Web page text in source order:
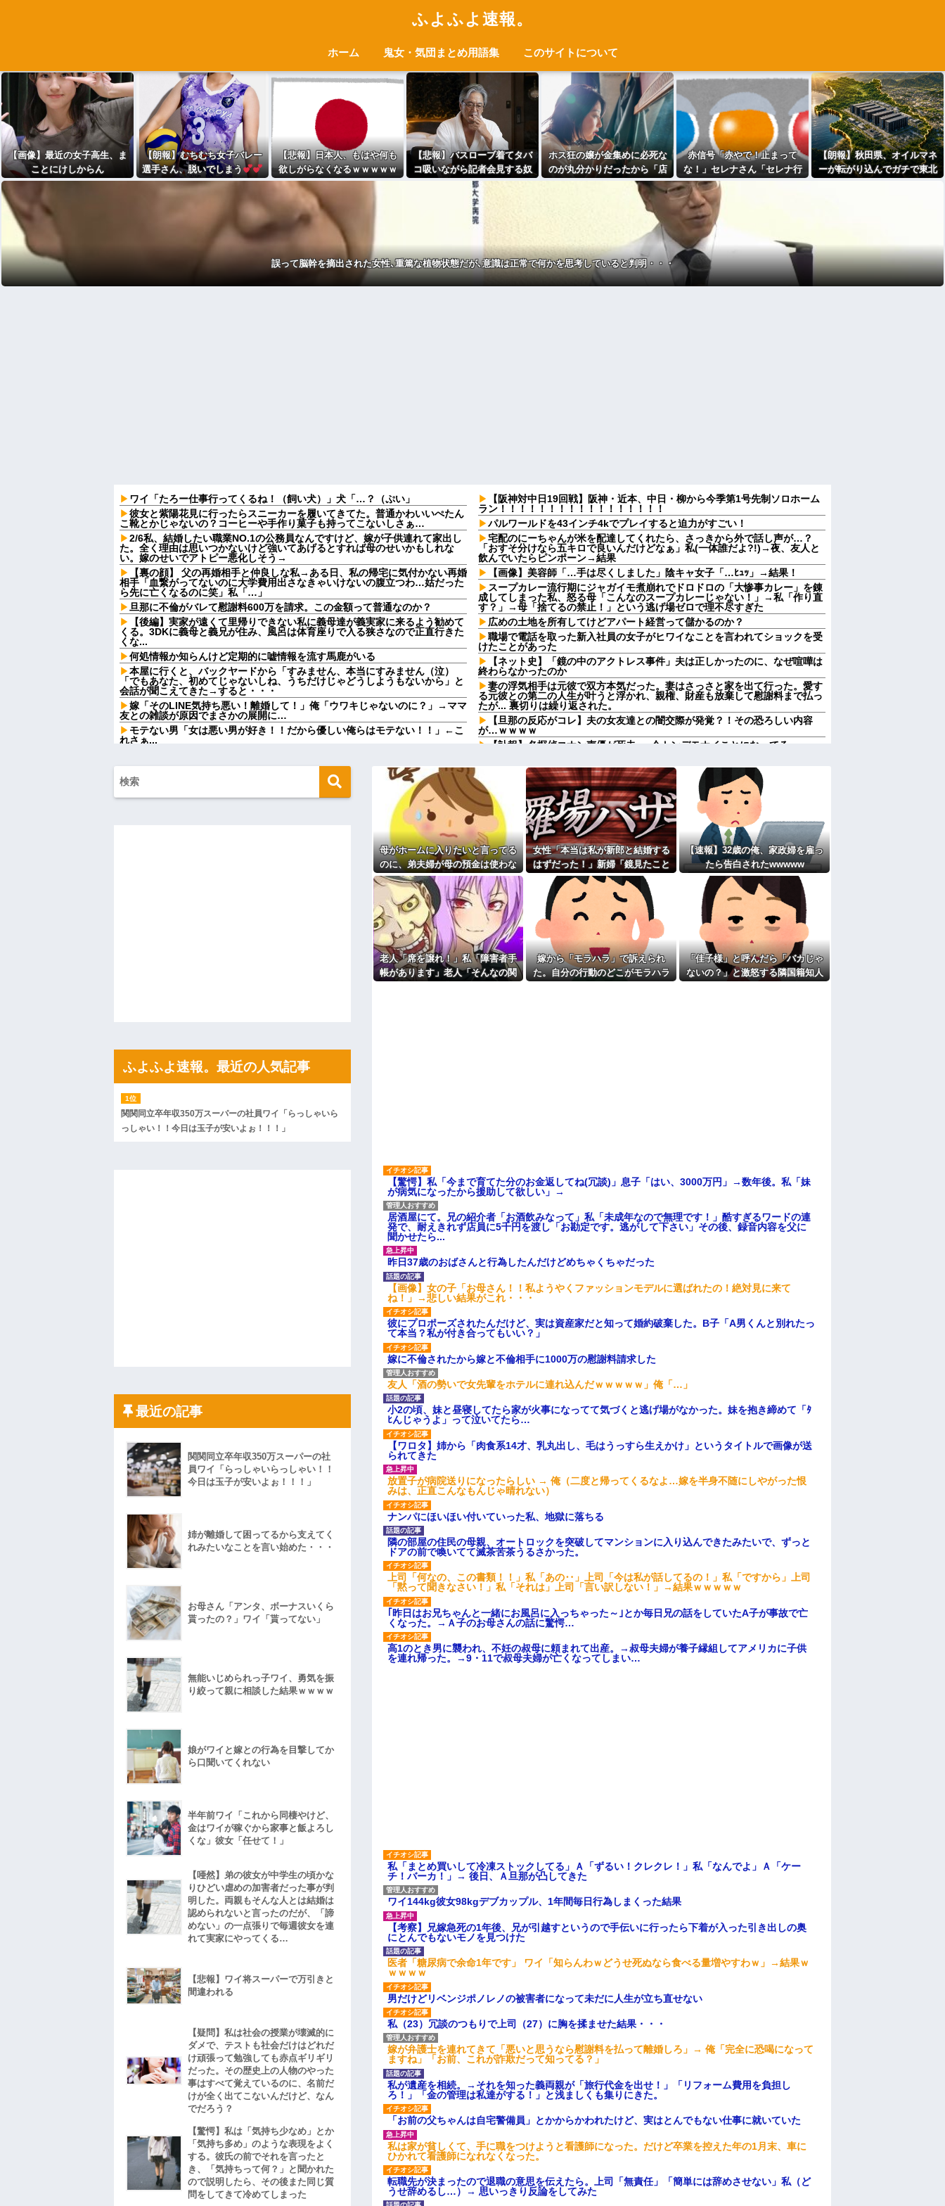
ふよふよ速報。
ホーム 鬼女・気団まとめ用語集 このサイトについて
【画像】最近の女子高生、ま
ことにけしからん
【朗報】むちむち女子バレー
選手さん、脱いでしまう
【悲報】日本人、もはや何も
欲しがらなくなるｗｗｗｗｗ
ｗｗｗｗｗｗｗｗｗｗｗｗｗ
ｗｗｗｗｗｗ
【悲報】バスローブ着てタバ
コ吸いながら記者会見する奴
ｗｗｗｗｗｗｗｗｗｗｗｗｗ
ｗ
ホス狂の嬢が金集めに必死な
のが丸分かりだったから「店
外で直に払ったら嬉しい？」
って聞いた結果⇒ｗｗ
赤信号「赤やで！止まって
な！」セレナさん「セレナ行
きます！」←これwwwwwww
wwwwwwwww
【朗報】秋田県、オイルマネ
ーが転がり込んでガチで東北
誤って脳幹を摘出された女性､重篤な植物状態だが､意識は正常で何かを思考していると判明・・・
ワイ「たろー仕事行ってくるね！（飼い犬）」犬「…？（ぷい」
彼女と紫陽花見に行ったらスニーカーを履いてきてた。普通かわいいぺたん
こ靴とかじゃないの？コーヒーや手作り菓子も持ってこないしさぁ…
2/6私、結婚したい職業NO.1の公務員なんですけど、嫁が子供連れて家出し
た。全く理由は思いつかないけど強いてあげるとすれば母のせいかもしれな
い。嫁のせいでアトピー悪化しそう→
【裏の顔】 父の再婚相手と仲良しな私→ある日、私の帰宅に気付かない再婚
相手「血繋がってないのに大学費用出さなきゃいけないの腹立つわ…姑だった
ら先に亡くなるのに笑」私「…」
旦那に不倫がバレて慰謝料600万を請求。この金額って普通なのか？
【後編】実家が遠くて里帰りできない私に義母達が義実家に来るよう勧めて
くる。3DKに義母と義兄が住み、風呂は体育座りで入る狭さなので正直行きた
くな...
何処情報か知らんけど定期的に嘘情報を流す馬鹿がいる
本屋に行くと、バックヤードから「すみません、本当にすみません（泣）
「でもあなた、初めてじゃないしね、うちだけじゃどうしようもないから」と
会話が聞こえてきた→すると・・・
嫁「そのLINE気持ち悪い！離婚して！」俺「ウワキじゃないのに？」→ママ
友との雑談が原因でまさかの展開に…
モテない男「女は悪い男が好き！！だから優しい俺らはモテない！！」←こ
れさぁ...
女がこちらに荷物をばらまきやがった。俺（うっぜぇ。引き落としキャンセ
ル...
妹と差をつけて育てられた。妹「家も土地も、財産はすべて私が継ぐ。相続
は放棄して」母「うんうん」私「わかった」 → 数年後、復讐のチャンスが
女芸人の吉住さん（36）メイクしたら普通に美人の部類だったと判明ｗｗｗ
【驚愕】女さん「43億円注文して………キャンセルっと！」←こいつの目的
熊本地震で居酒屋から温泉が湧き出るｗｗｗｗｗｗｗｗ
【動画】高校生さん、文化祭でコーヒーカップを作って大盛りあがり←なん
【悲報】タトゥー彫師23年目店長「タトゥー入れにくるやつ99%バカです」
停車中に二人の子供を乗せたヤンママに自転車ぶつけられた。ヤンママ「お
めーふざけんなよっ！ぶつかってんじゃねーよ！弁償してもらうかんな！」...
ハードオフに売っていた4万4000円のフィギュアがヤバすぎるｗｗｗｗｗｗ
私「ちょっと、人の家の金庫触らないでよ！」キチママ『そこに金庫があっ
んだ！降りてこいよ！」と怒鳴りだし...
【衝撃】報酬100万円超の治験募集がこちらｗｗｗｗｗ(※画像あり)
【愕然】白のクラウン俺氏、高速道路左車線を制限速度で走った結果
wwwwwwwwwwww
百年の恋12-899 食べた量を張り合ってくる
【阪神対中日19回戦】阪神・近本、中日・柳から今季第1号先制ソロホーム
ラン！！！！！！！！！！！！！！！！！
パルワールドを43インチ4kでプレイすると迫力がすごい！
宅配のにーちゃんが米を配達してくれたら、さっきから外で話し声が…？
「おすそ分けなら五キロで良いんだけどなぁ」私(一体誰だよ?!)→夜、友人と
飲んでいたらピンポーン→結果
【画像】美容師「…手は尽くしました」陰キャ女子「…ﾋｭｯ」→結果！
スープカレー流行期にジャガイモ煮崩れでドロドロの「大惨事カレー」を錬
成してしまった私、怒る母「こんなのスープカレーじゃない！」→私「作り直
す？」→母「捨てるの禁止！」という逃げ場ゼロで理不尽すぎた
広めの土地を所有してけどアパート経営って儲かるのか？
職場で電話を取った新入社員の女子がヒワイなことを言われてショックを受
けたことがあった
【ネット史】「鏡の中のアクトレス事件」夫は正しかったのに、なぜ喧嘩は
終わらなかったのか
妻の浮気相手は元彼で双方本気だった。妻はさっさと家を出て行った。愛す
る元彼との第二の人生が叶うと浮かれ、親権、財産も放棄して慰謝料まで払っ
たが... 裏切りは繰り返された。
【旦那の反応がコレ】夫の女友達との闇交際が発覚？！その恐ろしい内容
が…ｗｗｗｗ
【訃報】名探偵コナン声優が死去 → 今トンデモナイことになってる・・・
絵師「このイラストを描く過程をタイムラプスで動画にしました！」→とん
でもないものが映り込んで16万いいね他
クソ男「専業主婦は昼間寝てられていいよなぁ。俺なんか忙しくて寝る暇ね
ーもん。どうせ暇でしょ？俺のＤＶＤコピっといてよ」
気をつけたほうがいい男性の特徴
タクシーに乗ったら運転手にナンパされた
【驚愕】養育費を払い続けた結果…元妻の裏切りが判明！！！その理由がこ
れｗｗｗｗ
職場で電話を取った新入社員の女子がヒワイなことを言われてショックを受
けたことがあった
既婚女性が夫に夕飯も用意せず週２で遊びに行くって多いかな？遅くても21
時には帰宅してるんだけど
主な税金の成り立ちを調べてみたよ
母がホームに入りたいと言ってる
のに、弟夫婦が母の預金は使わな
いでと言ってきた。我が弟ながら
情けなくて溜息が出る
女性「本当は私が新郎と結婚する
はずだった！」新婦「鏡見たこと
ある？」→披露宴が一瞬で騒然と
なって…
【速報】32歳の俺、家政婦を雇っ
たら告白されたwwwww
老人「席を譲れ！」私「障害者手
帳があります」老人「そんなの関
嫁から「モラハラ」で訴えられ
た。自分の行動のどこがモラハラ
「佳子様」と呼んだら「バカじゃ
ないの？」と激怒する隣国籍知人
【驚愕】私「今まで育てた分のお金返してね(冗談)」息子「はい、3000万円」→数年後。私「妹
が病気になったから援助して欲しい」→
居酒屋にて。兄の紹介者「お酒飲みなって」私「未成年なので無理です！」酷すぎるワードの連
発で、耐えきれず店員に5千円を渡し「お勘定です。逃がして下さい」その後、録音内容を父に
聞かせたら...
昨日37歳のおばさんと行為したんだけどめちゃくちゃだった
【画像】女の子「お母さん！！私ようやくファッションモデルに選ばれたの！絶対見に来て
ね！」→悲しい結果がこれ・・・
彼にプロポーズされたんだけど、実は資産家だと知って婚約破棄した。B子「A男くんと別れたっ
て本当？私が付き合ってもいい？」
嫁に不倫されたから嫁と不倫相手に1000万の慰謝料請求した
友人「酒の勢いで女先輩をホテルに連れ込んだｗｗｗｗｗ」俺「…」
小2の頃、妹と昼寝してたら家が火事になってて気づくと逃げ場がなかった。妹を抱き締めて「ﾀ
ﾋんじゃうよ」って泣いてたら…
【ワロタ】姉から「肉食系14才、乳丸出し、毛はうっすら生えかけ」というタイトルで画像が送
られてきた
放置子が病院送りになったらしい → 俺（二度と帰ってくるなよ…嫁を半身不随にしやがった恨
みは、正直こんなもんじゃ晴れない）
ナンパにほいほい付いていった私、地獄に落ちる
隣の部屋の住民の母親、オートロックを突破してマンションに入り込んできたみたいで、ずっと
ドアの前で喚いてて滅茶苦茶うるさかった。
上司「何なの、この書類！！」私「あの‥」上司「今は私が話してるの！」私「ですから」上司
「黙って聞きなさい！」私「それは」上司「言い訳しない！」→結果ｗｗｗｗｗ
｢昨日はお兄ちゃんと一緒にお風呂に入っちゃった～｣とか毎日兄の話をしていたA子が事故で亡
くなった。→Ａ子のお母さんの話に驚愕…
高1のとき男に襲われ、不妊の叔母に頼まれて出産。→叔母夫婦が養子縁組してアメリカに子供
を連れ帰った。→9・11で叔母夫婦が亡くなってしまい…
私「まとめ買いして冷凍ストックしてる」Ａ「ずるい！クレクレ！」私「なんでよ」Ａ「ケー
チ！バーカ！」→ 後日、Ａ旦那が凸してきた
ワイ144kg彼女98kgデブカップル、1年間毎日行為しまくった結果
【考察】兄嫁急死の1年後、兄が引越すというので手伝いに行ったら下着が入った引き出しの奥
にとんでもないモノを見つけた
医者「糖尿病で余命1年です」 ワイ「知らんわｗどうせ死ぬなら食べる量増やすわｗ」→結果ｗ
ｗｗｗｗ
男だけどリベンジポノレノの被害者になって未だに人生が立ち直せない
私（23）冗談のつもりで上司（27）に胸を揉ませた結果・・・
嫁が弁護士を連れてきて「悪いと思うなら慰謝料を払って離婚しろ」→ 俺「完全に恐喝になって
ますね」「お前、これが詐欺だって知ってる？」
私が遺産を相続。→それを知った義両親が「旅行代金を出せ！」「リフォーム費用を負担し
ろ！」「金の管理は私達がする！」と浅ましくも集りにきた。
「お前の父ちゃんは自宅警備員」とかからかわれたけど、実はとんでもない仕事に就いていた
私は家が貧しくて、手に職をつけようと看護師になった。だけど卒業を控えた年の1月末、車に
ひかれて看護師になれなくなった。
転職先が決まったので退職の意思を伝えたら。上司「無責任」「簡単には辞めさせない」私（ど
うせ辞めるし…）→ 思いっきり反論をしてみた
ふよふよ速報。最近の人気記事
関関同立卒年収350万スーパーの社員ワイ「らっしゃいら
っしゃい！！今日は玉子が安いよぉ！！！」
最近の記事
関関同立卒年収350万スーパーの社
員ワイ「らっしゃいらっしゃい！！
今日は玉子が安いよぉ！！！」
姉が離婚して困ってるから支えてく
れみたいなことを言い始めた・・・
お母さん「アンタ、ボーナスいくら
貰ったの？」ワイ「貰ってない」
無能いじめられっ子ワイ、勇気を振
り絞って親に相談した結果ｗｗｗｗ
娘がワイと嫁との行為を目撃してか
ら口聞いてくれない
半年前ワイ「これから同棲やけど、
金はワイが稼ぐから家事と飯よろし
くな」彼女「任せて！」
【唖然】弟の彼女が中学生の頃かな
りひどい虐めの加害者だった事が判
明した。両親もそんな人とは結婚は
認められないと言ったのだが、「諦
めない」の一点張りで毎週彼女を連
れて実家にやってくる…
【悲報】ワイ将スーパーで万引きと
間違われる
【疑問】私は社会の授業が壊滅的に
ダメで、テストも社会だけはどれだ
け頑張って勉強しても赤点ギリギリ
だった。その歴史上の人物のやった
事はすべて覚えているのに、名前だ
けが全く出てこないんだけど、なん
でだろう？
【驚愕】私は「気持ち少なめ」とか
「気持ち多め」のような表現をよく
する。彼氏の前でそれを言ったと
き、「気持ちって何？」と聞かれた
ので説明したら、その後また同じ質
問をしてきて冷めてしまった